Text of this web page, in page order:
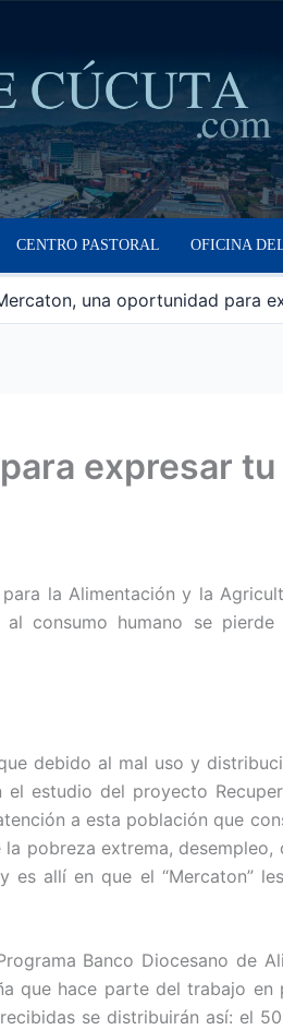
CENTRO PASTORAL OFICINA
una oportunidad para
expresar
la Alimentación y la
consumo humano se
debido al mal uso y
estudio del proyecto
a esta población que
pobreza extrema,
es allí en que el “Mercaton”
Banco Diocesano de
que hace parte del trabajo
se distribuirán así: el